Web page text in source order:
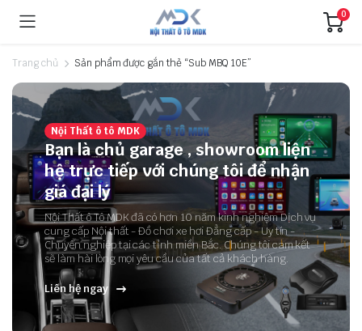
0
Trang chủ Sản phẩm được gắn thẻ “Sub MBQ 10E”
Nội Thất ô tô MDK
Bạn là chủ garage , showroom liện
hệ trực tiếp với chúng tôi để nhận
giá đại lý
Nội Thất ô Tô MDK đã có hơn 10 năm kinh nghiệm Dịch vụ
cung cấp Nội thất - Đồ chơi xe hơi Đẳng cấp - Uy tín -
Chuyên nghiệp tại các tỉnh miền Bắc. Chúng tôi cam kết
sẽ làm hài lòng mọi yêu cầu của tất cả khách hàng.
Liên hệ ngay